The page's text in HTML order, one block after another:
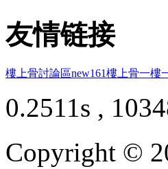
友情链接
樓上骨討論區new161樓上骨一樓
0.2511s ,
Copyright ©